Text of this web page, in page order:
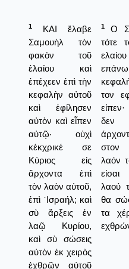
1
ΚΑΙ ἔλαβε
Σαμουὴλ τὸν
φακὸν τοῦ
ἐλαίου καὶ
ἐπέχεεν ἐπὶ τὴν
κεφαλὴν αὐτοῦ
καὶ ἐφίλησεν
αὐτὸν καὶ εἶπεν
αὐτῷ· οὐχὶ
κέκχρικέ σε
Κύριος εἰς
ἄρχοντα ἐπὶ
τὸν λαὸν αὐτοῦ,
ἐπὶ ᾿Ισραήλ; καὶ
σὺ ἄρξεις ἐν
λαῷ Κυρίου,
καὶ σὺ σώσεις
αὐτὸν ἐκ χειρὸς
ἐχθρῶν αὐτοῦ
1
Ο
τότε
τον
δεν
στον
λαόν
λαού
θα
τα